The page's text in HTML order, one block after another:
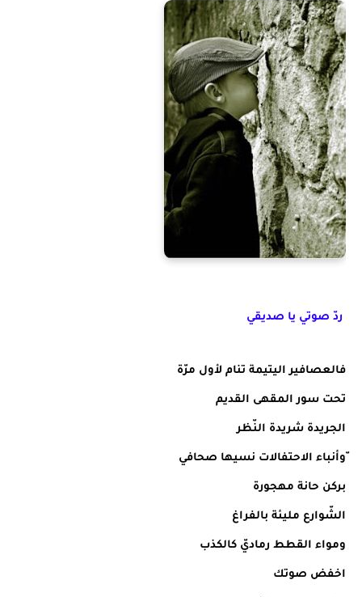
ردّ صوتي يا صديقي
فالعصافير اليتيمة تنام لأول مرّة
تحت سور المقهى القديم
الجريدة شريدة النّظر
ّوأنباء الاحتفالات نسيها صحافي
بركن حانة مهجورة
الشّوارع مليئة بالفراغ
ومواء القطط رماديّ كالكذب
اخفض صوتك